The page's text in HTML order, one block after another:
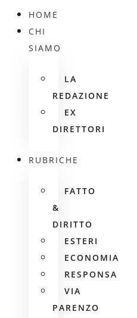
HOME
CHI
SIAMO
LA
REDAZIONE
EX
DIRETTORI
RUBRICHE
FATTO
&
DIRITTO
ESTERI
ECONOMIA
RESPONSA
VIA
PARENZO